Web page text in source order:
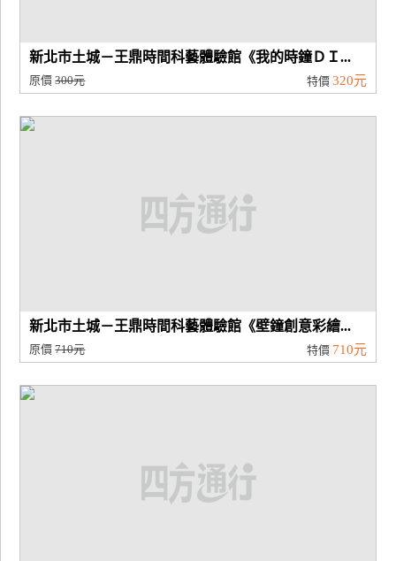
新北市土城－王鼎時間科藝體驗館《我的時鐘ＤＩ...
原價300元 特價 320元
新北市土城－王鼎時間科藝體驗館《壁鐘創意彩繪...
原價710元 特價 710元